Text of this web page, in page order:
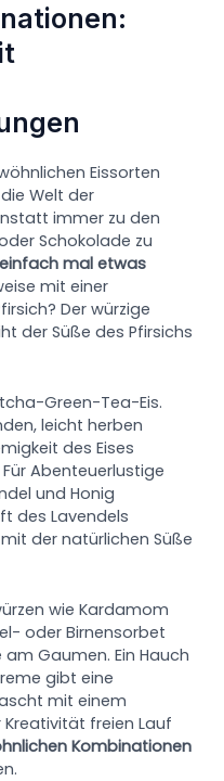
Eissorten
Welt der
immer zu den
Schokolade zu
mal etwas
mit einer
Der würzige
der Süße des Pfirsichs
Green-Tea-Eis.
leicht herben
des Eises
Abenteuerlustige
und Honig
des Lavendels
der natürlichen Süße
wie Kardamom
oder Birnensorbet
Gaumen. Ein Hauch
gibt eine
mit einem
Kreativität freien Lauf
Kombinationen